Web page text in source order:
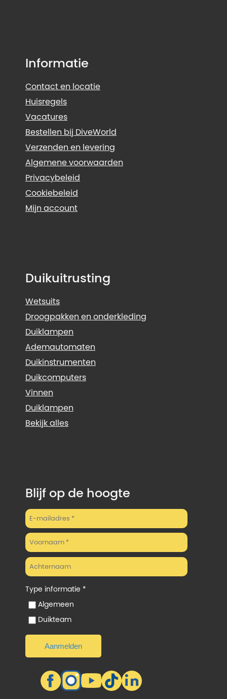
Informatie
Contact en locatie
Huisregels
Vacatures
Bestellen bij DiveWorld
Verzenden en levering
Algemene voorwaarden
Privacybeleid
Cookiebeleid
Mijn account
Duikuitrusting
Wetsuits
Droogpakken en onderkleding
Duiklampen
Ademautomaten
Duikinstrumenten
Duikcomputers
Vinnen
Duiklampen
Bekijk alles
Blijf op de hoogte
Type informatie *
Algemeen
Duikteam